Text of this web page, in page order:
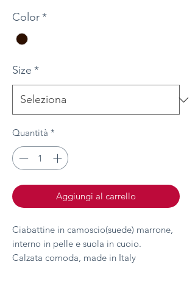
Color*
Size *
Quantità *
Aggiungi al carrello
Ciabattine in camoscio(suede) marrone,
interno in pelle e suola in cuoio.
Calzata comoda, made in Italy